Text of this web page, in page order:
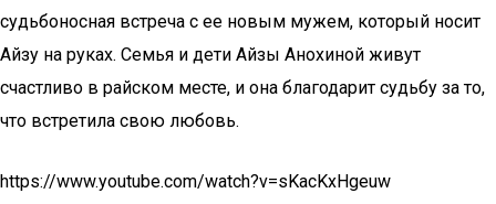
судьбоносная встреча с ее новым мужем, который носит
Айзу на руках. Семья и дети Айзы Анохиной живут
счастливо в райском месте, и она благодарит судьбу за то,
что встретила свою любовь.
https://www.youtube.com/watch?v=sKacKxHgeuw